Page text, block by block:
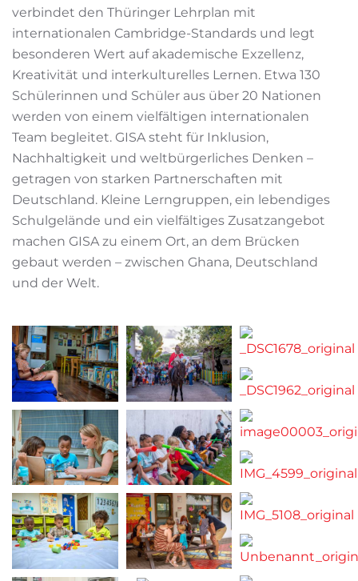
verbindet den Thüringer Lehrplan mit
internationalen Cambridge-Standards und legt
besonderen Wert auf akademische Exzellenz,
Kreativität und interkulturelles Lernen. Etwa 130
Schülerinnen und Schüler aus über 20 Nationen
werden von einem vielfältigen internationalen
Team begleitet. GISA steht für Inklusion,
Nachhaltigkeit und weltbürgerliches Denken –
getragen von starken Partnerschaften mit
Deutschland. Kleine Lerngruppen, ein lebendiges
Schulgelände und ein vielfältiges Zusatzangebot
machen GISA zu einem Ort, an dem Brücken
gebaut werden – zwischen Ghana, Deutschland
und der Welt.